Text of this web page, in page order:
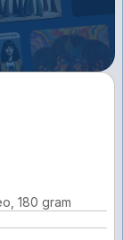
180 gram